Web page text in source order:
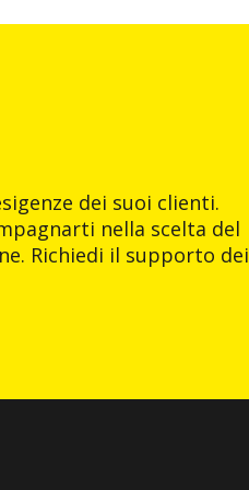
dei suoi clienti.
nella scelta del
Richiedi il supporto dei